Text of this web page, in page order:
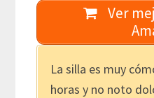
Ver
La silla es muy
horas y no noto